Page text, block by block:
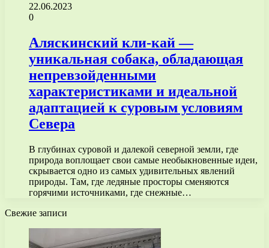
22.06.2023
0
Аляскинский кли-кай —
уникальная собака, обладающая
непревзойденными
характеристиками и идеальной
адаптацией к суровым условиям
Севера
В глубинах суровой и далекой северной земли, где
природа воплощает свои самые необыкновенные идеи,
скрывается одно из самых удивительных явлений
природы. Там, где ледяные просторы сменяются
горячими источниками, где снежные…
Свежие записи